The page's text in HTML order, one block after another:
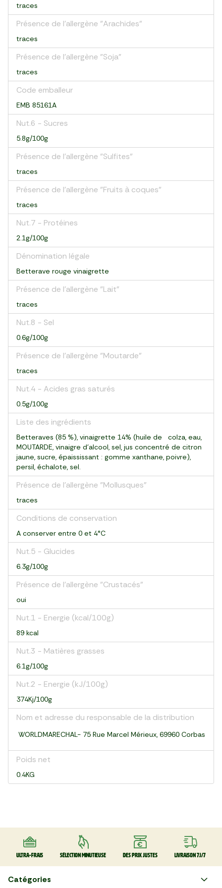
traces
Présence de l'allergène "Arachides"
traces
Présence de l'allergène "Soja"
traces
Code emballeur
EMB 85161A
Nut.6 - Sucres
5.8g/100g
Présence de l'allergène "Sulfites"
traces
Présence de l'allergène "Fruits à coques"
traces
Nut.7 - Protéines
2.1g/100g
Dénomination légale
Betterave rouge vinaigrette
Présence de l'allergène "Lait"
traces
Nut.8 - Sel
0.6g/100g
Présence de l'allergène "Moutarde"
traces
Nut.4 - Acides gras saturés
0.5g/100g
Liste des ingrédients
Betteraves (85 %), vinaigrette 14% (huile de colza, eau,
MOUTARDE, vinaigre d'alcool, sel, jus concentré de citron
jaune, sucre, épaississant : gomme xanthane, poivre),
persil, échalote, sel.
Présence de l'allergène "Mollusques"
traces
Conditions de conservation
A conserver entre 0 et 4°C
Nut.5 - Glucides
6.3g/100g
Présence de l'allergène "Crustacés"
oui
Nut.1 - Energie (kcal/100g)
89 kcal
Nut.3 - Matières grasses
6.1g/100g
Nut.2 - Energie (kJ/100g)
374Kj/100g
Nom et adresse du responsable de la distribution
WORLDMARECHAL- 75 Rue Marcel Mérieux, 69960 Corbas
Poids net
0.4KG
Ultra-frais Sélection minutieuse Des prix justes Livraison 7J/7
Catégories